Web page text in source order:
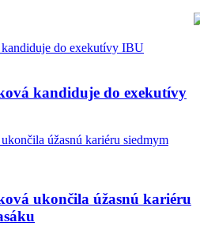
kandiduje do exekutívy
ukončila úžasnú kariéru